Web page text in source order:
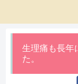
生理痛も長年
た。